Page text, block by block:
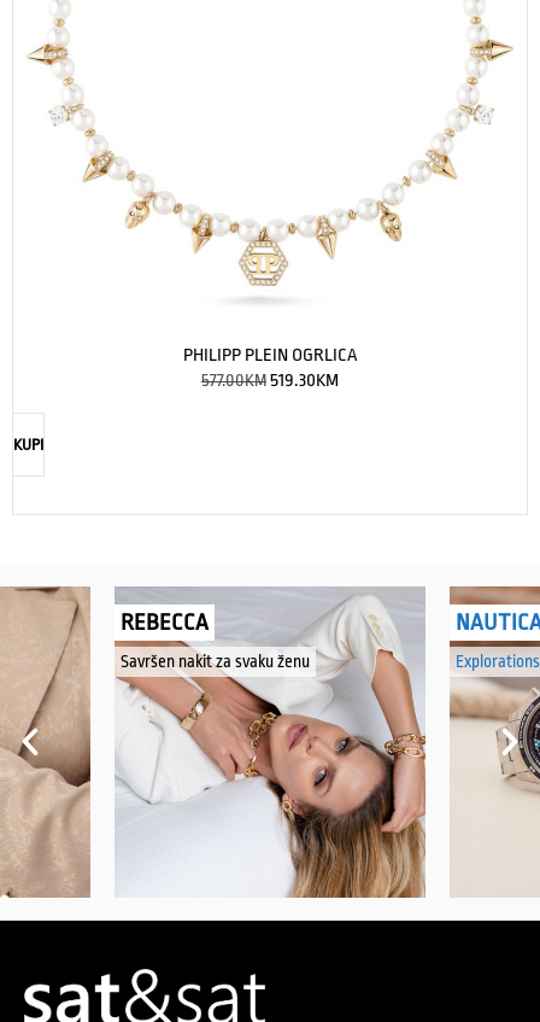
PHILIPP PLEIN OGRLICA
577.00KM519.30KM
KUPI
REBECCA
Savršen nakit za svaku ženu